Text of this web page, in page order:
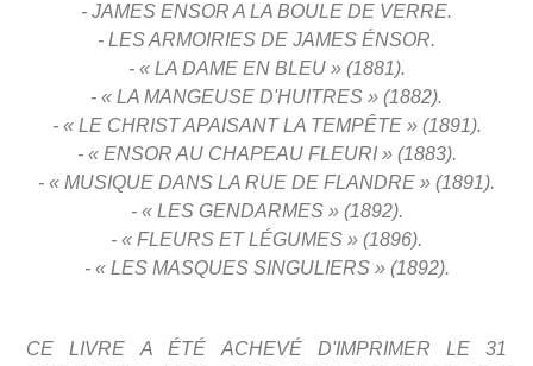
- JAMES ENSOR A LA BOULE DE VERRE.
- LES ARMOIRIES DE JAMES ÉNSOR.
- « LA DAME EN BLEU » (1881).
- « LA MANGEUSE D'HUITRES » (1882).
- « LE CHRIST APAISANT LA TEMPÊTE » (1891).
- « ENSOR AU CHAPEAU FLEURI » (1883).
- « MUSIQUE DANS LA RUE DE FLANDRE » (1891).
- « LES GENDARMES » (1892).
- « FLEURS ET LÉGUMES » (1896).
- « LES MASQUES SINGULIERS » (1892).
CE LIVREA ÉTÉ ACHEVÉ D'IMPRIMER LE 31